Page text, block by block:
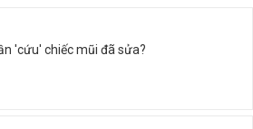
'cứu' chiếc mũi đã sửa?